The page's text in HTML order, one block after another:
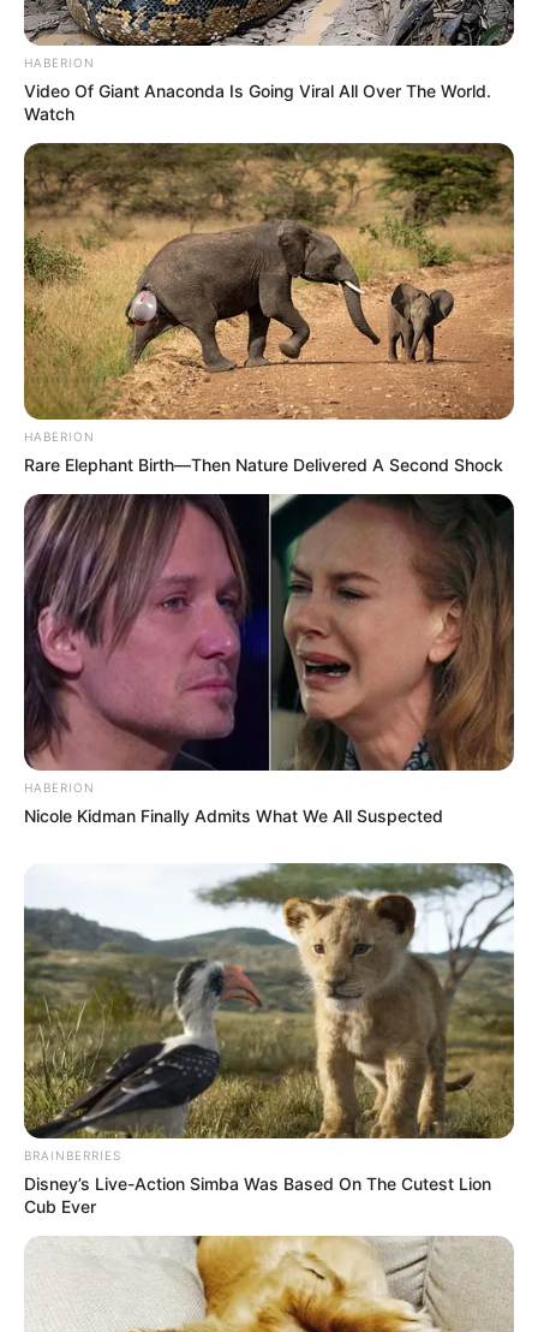
HABERION
Video Of Giant Anaconda Is Going Viral All Over The World.
Watch
HABERION
Rare Elephant Birth—Then Nature Delivered A Second Shock
HABERION
Nicole Kidman Finally Admits What We All Suspected
BRAINBERRIES
Disney’s Live-Action Simba Was Based On The Cutest Lion
Cub Ever